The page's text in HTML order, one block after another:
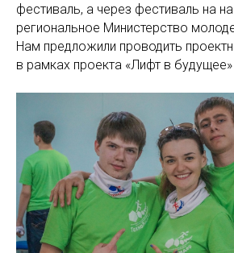
фестиваль, а через фестиваль на
региональное Министерство
Нам предложили проводить
в рамках проекта «Лифт в